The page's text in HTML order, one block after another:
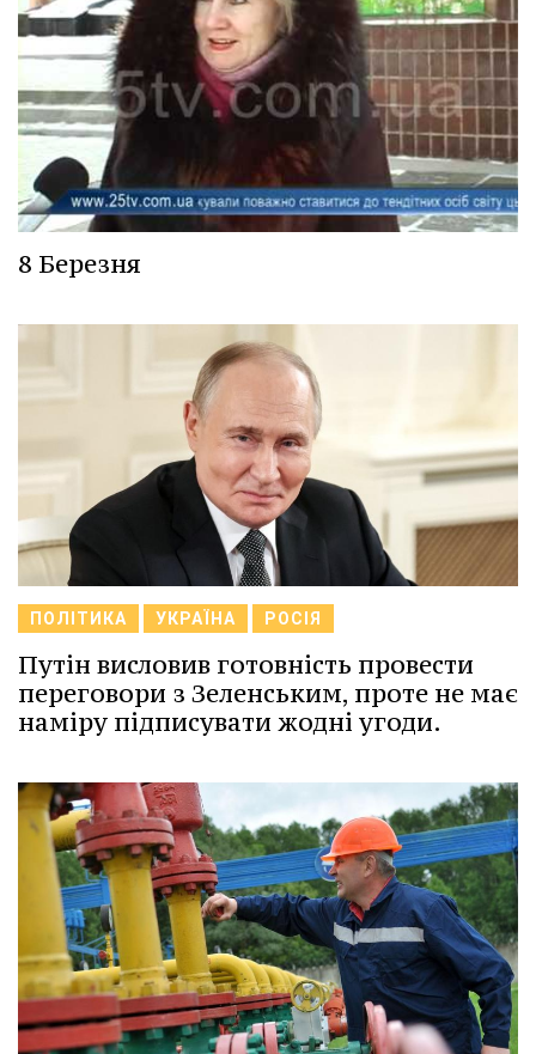
8 Березня
ПОЛІТИКА УКРАЇНА РОСІЯ
Путін висловив готовність провести
переговори з Зеленським, проте не має
наміру підписувати жодні угоди.